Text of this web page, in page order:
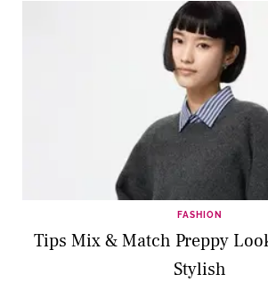
FASHION
Tips Mix & Match Preppy
Stylish